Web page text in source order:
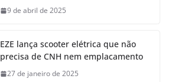
9 de abril de 2025
EZE lança scooter elétrica que não
precisa de CNH nem emplacamento
27 de janeiro de 2025